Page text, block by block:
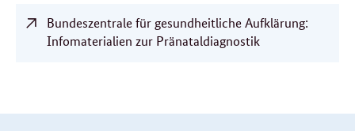
Bundeszentrale für gesundheitliche Aufklärung:
Infomaterialien zur Pränataldiagnostik